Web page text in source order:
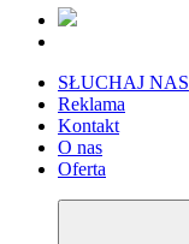
SŁUCHAJ NAS
Reklama
Kontakt
O nas
Oferta